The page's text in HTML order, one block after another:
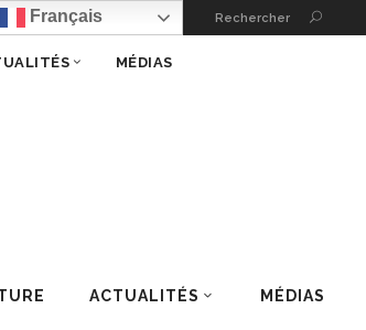
Français Rechercher
ACTUALITÉS MÉDIAS
MÉDIAS